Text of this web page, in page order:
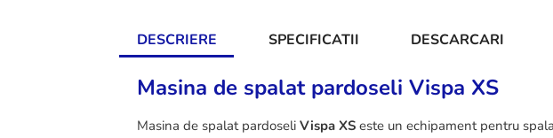
DESCRIERE SPECIFICATII DESCARCARI
Masina de spalat pardoseli Vispa XS
Masina de spalat pardoseliVispa XS este un echipament pentru